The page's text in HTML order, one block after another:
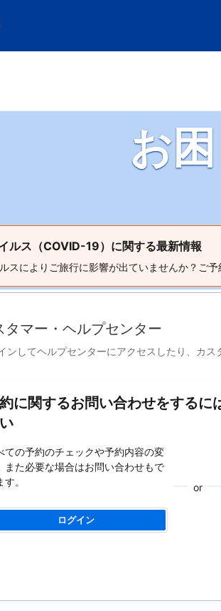
お
ルス（COVID-19）に関する最新情報
スによりご旅行に影響が出ていませんか？ご
タマー・ヘルプセンター
ンしてヘルプセンターにアクセスしたり、カス
に関するお問い合わせをするに
ての予約のチェックや予約内容の変
また必要な場合はお問い合わせもで
す。
ログイン
or